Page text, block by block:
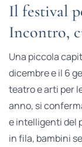
Il festival
Incontro,
Una piccola
dicembre e il 6
teatro e arti per
anno, si
e intelligenti del
in fila, bambini